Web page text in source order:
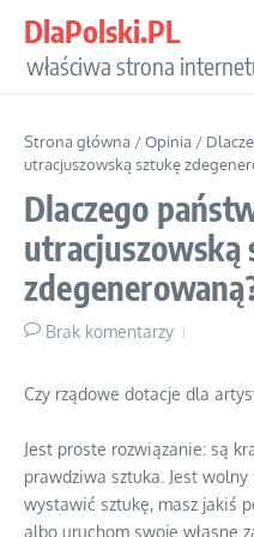
DlaPolski.PL
właściwa strona
Strona główna /Opinia /
utracjuszowską sztukę
Dlaczego
utracjuszowską
Brak komentarzy
Czy rządowe dotacje dla
Jest proste rozwiązanie: są
prawdziwa sztuka. Jest
wystawić sztukę, masz jakiś
albo uruchom swoje własne